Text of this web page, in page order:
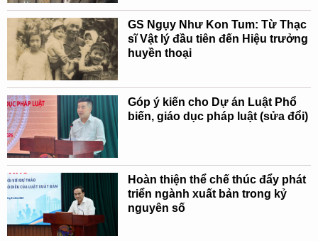
GS Ngụy Như Kon Tum: Từ Thạc
sĩ Vật lý đầu tiên đến Hiệu trưởng
huyền thoại
Góp ý kiến cho Dự án Luật Phổ
biến, giáo dục pháp luật (sửa đổi)
Hoàn thiện thể chế thúc đẩy phát
triển ngành xuất bản trong kỷ
nguyên số